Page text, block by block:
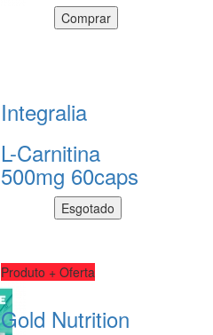
Integralia
L-Carnitina
500mg 60caps
Produto + Oferta
Gold Nutrition